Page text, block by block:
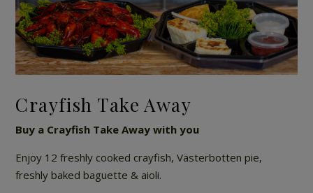
Crayfish Take Away
Buy a Crayfish Take Away with you
Enjoy 12 freshly cooked crayfish, Västerbotten pie,
freshly baked baguette & aioli.